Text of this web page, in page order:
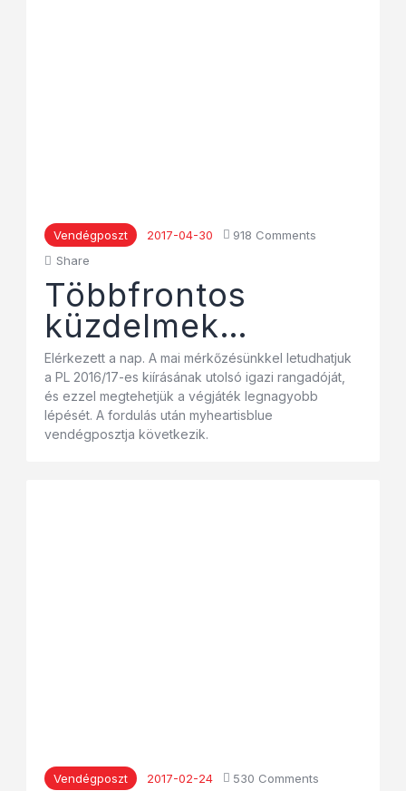
Vendégposzt 2017-04-30 918 Comments
Share
Többfrontos
küzdelmek…
Elérkezett a nap. A mai mérkőzésünkkel letudhatjuk
a PL 2016/17-es kiírásának utolsó igazi rangadóját,
és ezzel megtehetjük a végjáték legnagyobb
lépését. A fordulás után myheartisblue
vendégposztja következik.
Vendégposzt 2017-02-24 530 Comments